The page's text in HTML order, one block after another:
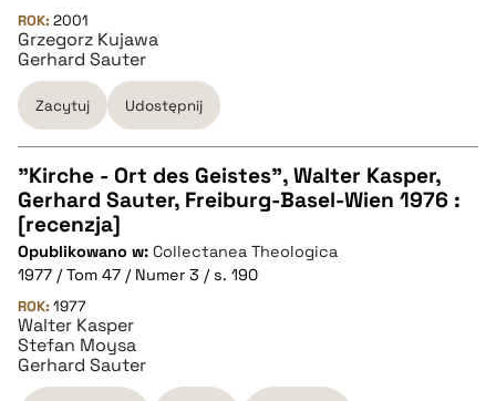
pobierz cytat
BIBTEX
pobierz cytat
ROK: 2001
Grzegorz Kujawa
Gerhard Sauter
Zacytuj Udostępnij
CZYSTY TEKST
pobierz cytat
BIBTEX
"Kirche - Ort des Geistes", Walter Kasper,
Gerhard Sauter, Freiburg-Basel-Wien 1976 :
[recenzja]
Opublikowano w: Collectanea Theologica
1977 / Tom 47 / Numer 3 / s. 190
ROK: 1977
Walter Kasper
Stefan Moysa
Gerhard Sauter